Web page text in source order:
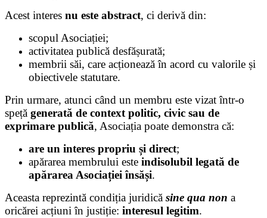
Acest interes nu este abstract, ci derivă din:
scopul Asociației;
activitatea publică desfășurată;
membrii săi, care acționează în acord cu valorile și
obiectivele statutare.
Prin urmare, atunci când un membru este vizat într-o
speță generată de context politic, civic sau de
exprimare publică, Asociația poate demonstra că:
are un interes propriu și direct;
apărarea membrului este indisolubil legată de
apărarea Asociației însăși.
Aceasta reprezintă condiția juridică sine qua non a
oricărei acțiuni în justiție: interesul legitim.